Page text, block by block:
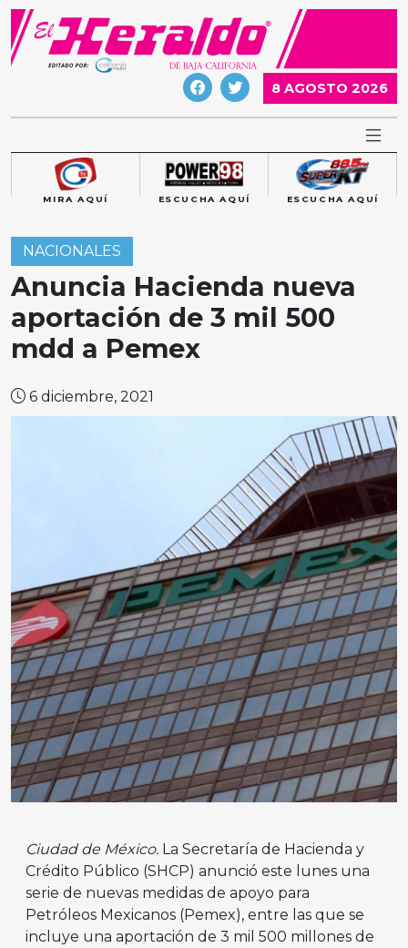
Skip
content
8 AGOSTO 2026
MIRA AQUÍ ESCUCHA AQUÍ ESCUCHA AQUÍ
NACIONALES
Anuncia Hacienda nueva
aportación de 3 mil 500
mdd a Pemex
6 diciembre, 2021
Ciudad de México. La Secretaría de Hacienda y
Crédito Público (SHCP) anunció este lunes una
serie de nuevas medidas de apoyo para
Petróleos Mexicanos (Pemex), entre las que se
incluye una aportación de 3 mil 500 millones de